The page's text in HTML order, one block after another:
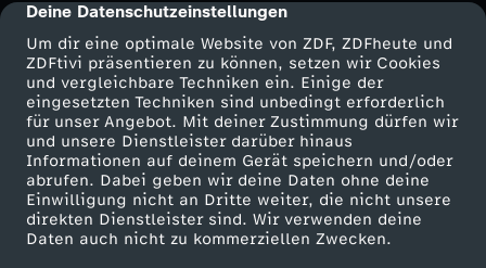
cmp-dialog-description
Deine Datenschutzeinstellungen
Um dir eine optimale Website von ZDF, ZDFheute und
ZDFtivi präsentieren zu können, setzen wir Cookies
und vergleichbare Techniken ein. Einige der
eingesetzten Techniken sind unbedingt erforderlich
für unser Angebot. Mit deiner Zustimmung dürfen wir
und unsere Dienstleister darüber hinaus
Informationen auf deinem Gerät speichern und/oder
abrufen. Dabei geben wir deine Daten ohne deine
Einwilligung nicht an Dritte weiter, die nicht unsere
direkten Dienstleister sind. Wir verwenden deine
Daten auch nicht zu kommerziellen Zwecken.
n
g
e
h
e
Mehr ZDF
ZDF-Apps
Smart TV
ZDFtext
Service
ZDFmitreden
Kontakt zum ZDF
Tickets